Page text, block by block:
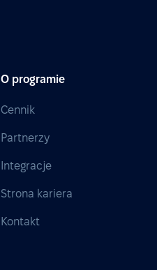
O programie
Cennik
Partnerzy
Integracje
Strona kariera
Kontakt